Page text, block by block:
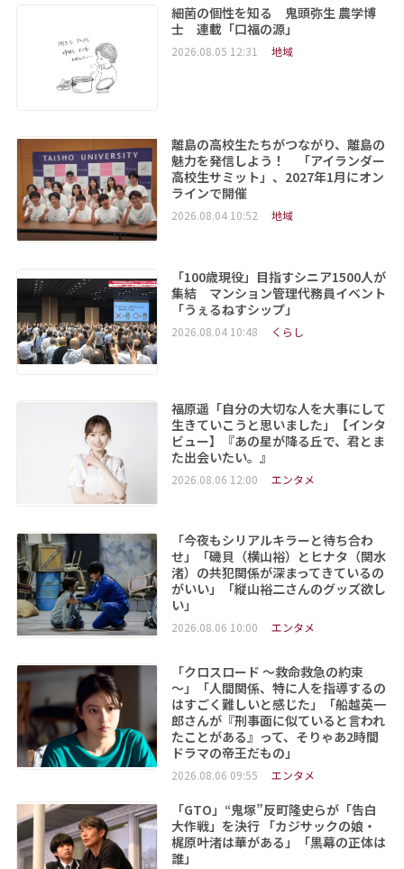
細菌の個性を知る 鬼頭弥生 農学博
士 連載「口福の源」
2026.08.05 12:31 地域
離島の高校生たちがつながり、離島の
魅力を発信しよう！ 「アイランダー
高校生サミット」、2027年1月にオン
ラインで開催
2026.08.04 10:52 地域
「100歳現役」目指すシニア1500人が
集結 マンション管理代務員イベント
「うぇるねすシップ」
2026.08.04 10:48 くらし
福原遥「自分の大切な人を大事にして
生きていこうと思いました」【インタ
ビュー】『あの星が降る丘で、君とま
た出会いたい。』
2026.08.06 12:00 エンタメ
「今夜もシリアルキラーと待ち合わ
せ」「磯貝（横山裕）とヒナタ（関水
渚）の共犯関係が深まってきているの
がいい」「縦山裕二さんのグッズ欲し
い」
2026.08.06 10:00 エンタメ
「クロスロード ～救命救急の約束
～」「人間関係、特に人を指導するの
はすごく難しいと感じた」「船越英一
郎さんが『刑事面に似ていると言われ
たことがある』って、そりゃあ2時間
ドラマの帝王だもの」
2026.08.06 09:55 エンタメ
「GTO」“鬼塚”反町隆史らが「告白
大作戦」を決行 「カジサックの娘・
梶原叶渚は華がある」「黒幕の正体は
誰」